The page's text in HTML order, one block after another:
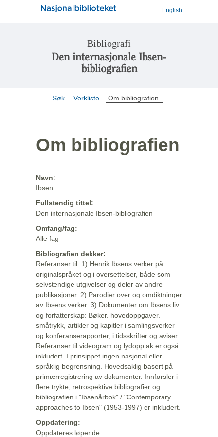
English
Bibliografi
Den internasjonale Ibsen-
bibliografien
Søk Verkliste Om bibliografien
Om bibliografien
Navn:
Ibsen
Fullstendig tittel:
Den internasjonale Ibsen-bibliografien
Omfang/fag:
Alle fag
Bibliografien dekker:
Referanser til: 1) Henrik Ibsens verker på
originalspråket og i oversettelser, både som
selvstendige utgivelser og deler av andre
publikasjoner. 2) Parodier over og omdiktninger
av Ibsens verker. 3) Dokumenter om Ibsens liv
og forfatterskap: Bøker, hovedoppgaver,
småtrykk, artikler og kapitler i samlingsverker
og konferanserapporter, i tidsskrifter og aviser.
Referanser til videogram og lydopptak er også
inkludert. I prinsippet ingen nasjonal eller
språklig begrensning. Hovedsaklig basert på
primærregistrering av dokumenter. Innførsler i
flere trykte, retrospektive bibliografier og
bibliografien i "Ibsenårbok" / "Contemporary
approaches to Ibsen" (1953-1997) er inkludert.
Oppdatering:
Oppdateres løpende